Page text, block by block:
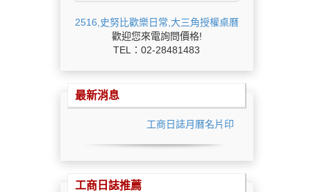
2516,史努比歡樂日常,大三角授權桌曆
歡迎您來電詢問價格!
TEL：02-28481483
最新消息
工商日誌月曆名片印刷最低價
工商日誌推薦